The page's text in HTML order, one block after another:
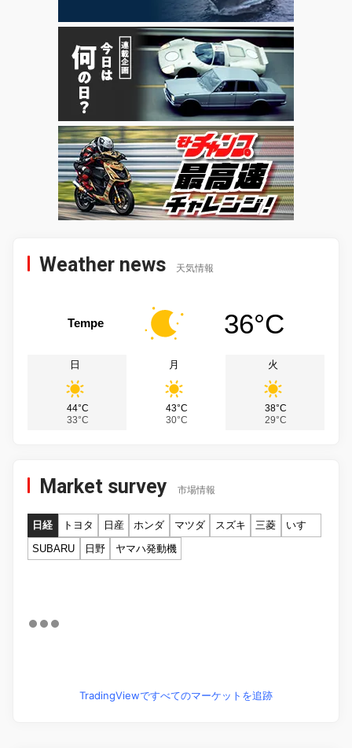
Weather news 天気情報
Tempe 36°C
日
44°C
33°C
月
43°C
30°C
火
38°C
29°C
Market survey 市場情報
日経 トヨタ 日産 ホンダ マツダ スズキ 三菱
いすゞ
SUBARU
日野 ヤマハ発動機
TradingViewですべてのマーケットを追跡